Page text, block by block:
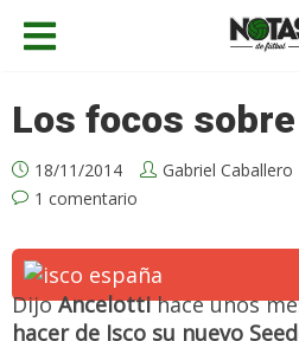
Los focos
18/11/2014 Gabriel Caballero
1 comentario
DijoAncelottihace unos
hacer de Isco su nuevo